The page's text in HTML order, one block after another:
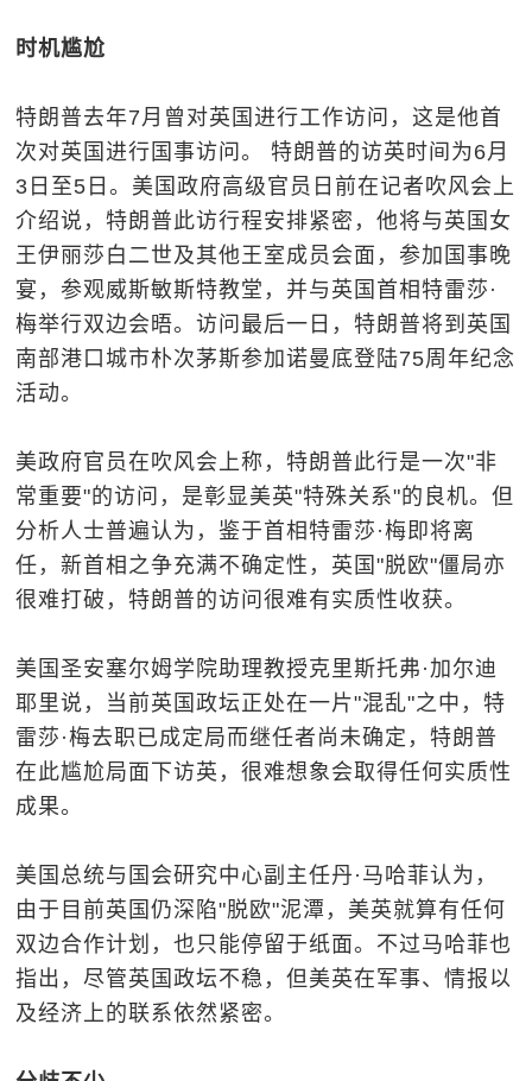
时机尴尬
特朗普去年7月曾对英国进行工作访问，这是他首
次对英国进行国事访问。 特朗普的访英时间为6月
3日至5日。美国政府高级官员日前在记者吹风会上
介绍说，特朗普此访行程安排紧密，他将与英国女
王伊丽莎白二世及其他王室成员会面，参加国事晚
宴，参观威斯敏斯特教堂，并与英国首相特雷莎·
梅举行双边会晤。访问最后一日，特朗普将到英国
南部港口城市朴次茅斯参加诺曼底登陆75周年纪念
活动。
美政府官员在吹风会上称，特朗普此行是一次"非
常重要"的访问，是彰显美英"特殊关系"的良机。但
分析人士普遍认为，鉴于首相特雷莎·梅即将离
任，新首相之争充满不确定性，英国"脱欧"僵局亦
很难打破，特朗普的访问很难有实质性收获。
美国圣安塞尔姆学院助理教授克里斯托弗·加尔迪
耶里说，当前英国政坛正处在一片"混乱"之中，特
雷莎·梅去职已成定局而继任者尚未确定，特朗普
在此尴尬局面下访英，很难想象会取得任何实质性
成果。
美国总统与国会研究中心副主任丹·马哈菲认为，
由于目前英国仍深陷"脱欧"泥潭，美英就算有任何
双边合作计划，也只能停留于纸面。不过马哈菲也
指出，尽管英国政坛不稳，但美英在军事、情报以
及经济上的联系依然紧密。